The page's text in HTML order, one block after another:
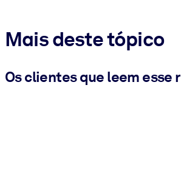
Mais deste tópico
Os clientes que leem